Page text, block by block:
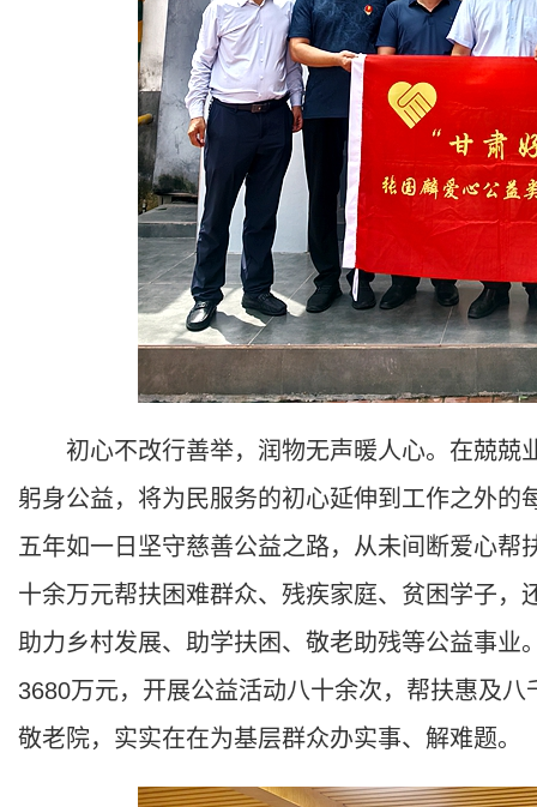
初心不改行善举，润物无声暖人心。在兢兢
躬身公益，将为民服务的初心延伸到工作之外
五年如一日坚守慈善公益之路，从未间断爱心
十余万元帮扶困难群众、残疾家庭、贫困学子
助力乡村发展、助学扶困、敬老助残等公益事
3680万元，开展公益活动八十余次，帮扶惠及
敬老院，实实在在为基层群众办实事、解难题。